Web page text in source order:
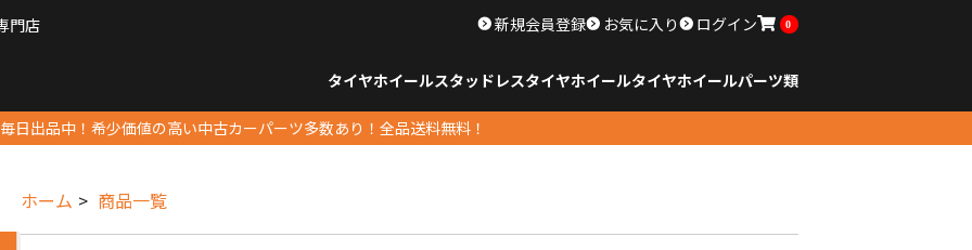
門店 新規会員登録 お気に入り ログイン 0
タイヤホイールスタッドレスタイヤホイールタイヤホイールパーツ類
毎日出品中！希少価値の高い中古カーパーツ多数あり！全品送料無料！
ホーム 商品一覧